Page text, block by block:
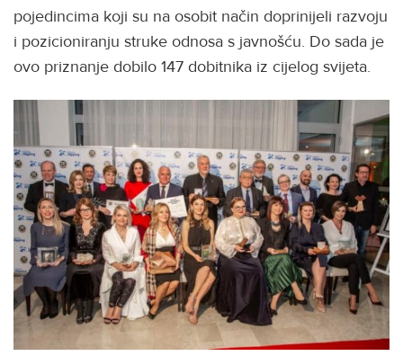
pojedincima koji su na osobit način doprinijeli razvoju
i pozicioniranju struke odnosa s javnošću. Do sada je
ovo priznanje dobilo 147 dobitnika iz cijelog svijeta.